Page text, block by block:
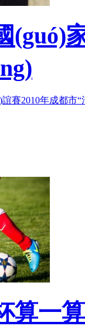
(guó)
誼賽2010年成都市
算一